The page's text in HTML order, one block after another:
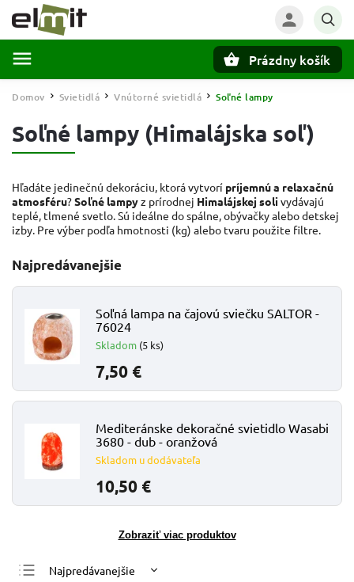
Prázdny košík
Domov / Svietidlá / Vnútorné svietidlá / Soľné lampy
Soľné lampy (Himalájska soľ)
Hľadáte jedinečnú dekoráciu, ktorá vytvorí príjemnú a relaxačnú
atmosféru?Soľné lampyz prírodnej Himalájskej solivydávajú
teplé, tlmené svetlo. Sú ideálne do spálne, obývačky alebo detskej
izby. Pre výber podľa hmotnosti (kg) alebo tvaru použite filtre.
Najpredávanejšie
Soľná lampa na čajovú sviečku SALTOR -
76024
Skladom (5 ks)
7,50 €
Mediteránske dekoračné svietidlo Wasabi
3680 - dub - oranžová
Skladom u dodávateľa
10,50 €
Zobraziť viac produktov
Najpredávanejšie